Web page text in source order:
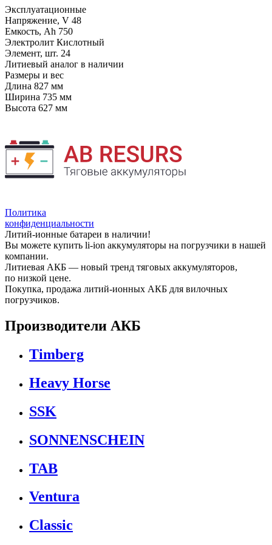
Эксплуатационные
Напряжение, V 48
Емкость, Ah 750
Электролит Кислотный
Элемент, шт. 24
Литиевый аналог в наличии
Размеры и вес
Длина 827 мм
Ширина 735 мм
Высота 627 мм
Политика
конфиденциальности
Литий-ионные батареи в наличии!
Вы можете купить li-ion аккумуляторы на погрузчики в нашей
компании.
Литиевая АКБ — новый тренд тяговых аккумуляторов,
по низкой цене.
Покупка, продажа литий-ионных АКБ для вилочных
погрузчиков.
Производители АКБ
Timberg
Heavy Horse
SSK
SONNENSCHEIN
TAB
Ventura
Classic